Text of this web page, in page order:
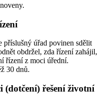
příslušný úřad povinen sdělit
obdržel, zda řízení zahájil,
řízení z moci úřední.
30 dnů.
(dotčení) řešení životní